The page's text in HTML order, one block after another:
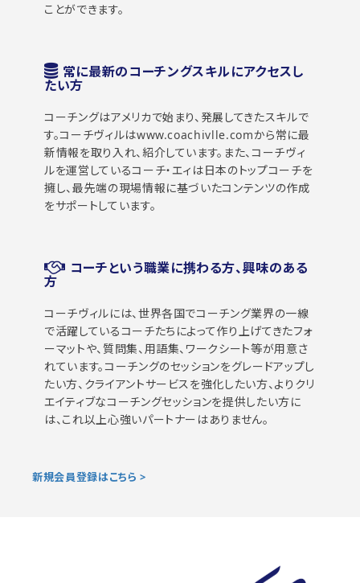
ことができます。
常に最新のコーチングスキルにアクセスし
たい方
コーチングはアメリカで始まり、発展してきたスキルで
す。コーチヴィルはwww.coachivlle.comから常に最
新情報を取り入れ、紹介しています。また、コーチヴィ
ルを運営しているコーチ・エィは日本のトップコーチを
擁し、最先端の現場情報に基づいたコンテンツの作成
をサポートしています。
コーチという職業に携わる方、興味のある
方
コーチヴィルには、世界各国でコーチング業界の一線
で活躍しているコーチたちによって作り上げてきたフォ
ーマットや、質問集、用語集、ワークシート等が用意さ
れています。コーチングのセッションをグレードアップし
たい方、クライアントサービスを強化したい方、よりクリ
エイティブなコーチングセッションを提供したい方に
は、これ以上心強いパートナーはありません。
新規会員登録はこちら >